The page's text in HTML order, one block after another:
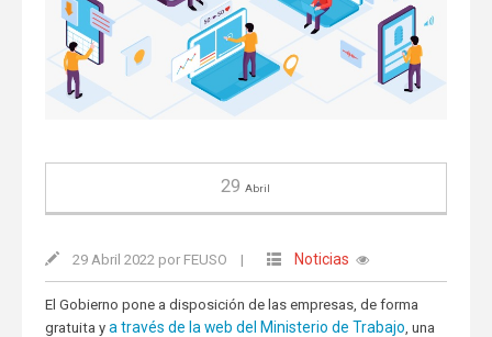
29Abril
29 Abril 2022 por FEUSO | Noticias
El Gobierno pone a disposición de las empresas, de forma
gratuita y a través de la web del Ministerio de Trabajo , una